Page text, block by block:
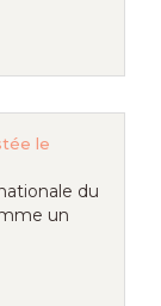
le
du
un